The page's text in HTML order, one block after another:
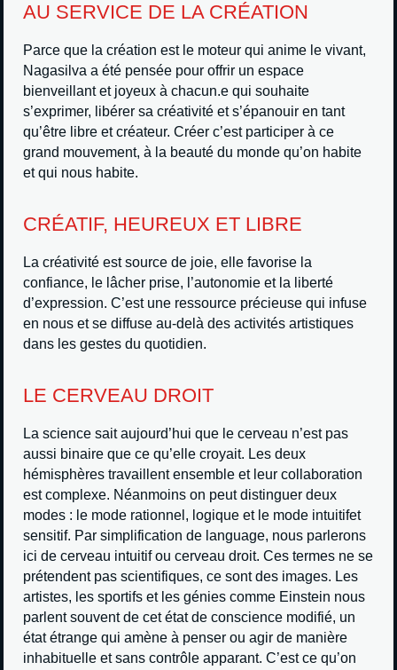
AU SERVICE DE LA CRÉATION
Parce que la création est le moteur qui anime le vivant,
Nagasilva a été pensée pour offrir un espace
bienveillant et joyeux à chacun.e qui souhaite
s’exprimer, libérer sa créativité et s’épanouir en tant
qu’être libre et créateur. Créer c’est participer à ce
grand mouvement, à la beauté du monde qu’on habite
et qui nous habite.
CRÉATIF, HEUREUX ET LIBRE
La créativité est source de joie, elle favorise la
confiance, le lâcher prise, l’autonomie et la liberté
d’expression. C’est une ressource précieuse qui infuse
en nous et se diffuse au-delà des activités artistiques
dans les gestes du quotidien.
LE CERVEAU DROIT
La science sait aujourd’hui que le cerveau n’est pas
aussi binaire que ce qu’elle croyait. Les deux
hémisphères travaillent ensemble et leur collaboration
est complexe. Néanmoins on peut distinguer deux
modes : le mode rationnel, logique et le mode intuitifet
sensitif. Par simplification de language, nous parlerons
ici de cerveau intuitif ou cerveau droit. Ces termes ne se
prétendent pas scientifiques, ce sont des images. Les
artistes, les sportifs et les génies comme Einstein nous
parlent souvent de cet état de conscience modifié, un
état étrange qui amène à penser ou agir de manière
inhabituelle et sans contrôle apparant. C’est ce qu’on